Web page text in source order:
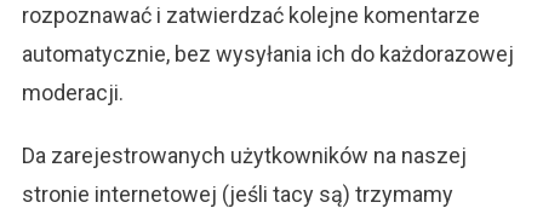
rozpoznawać i zatwierdzać kolejne komentarze
automatycznie, bez wysyłania ich do każdorazowej
moderacji.
Da zarejestrowanych użytkowników na naszej
stronie internetowej (jeśli tacy są) trzymamy